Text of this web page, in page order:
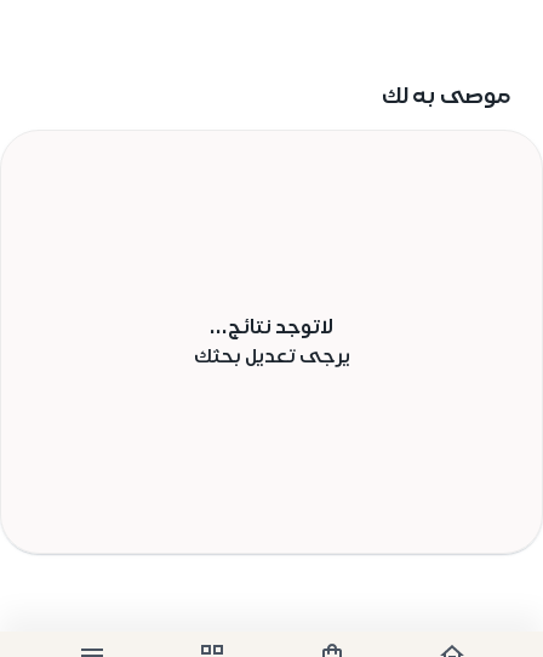
موصى به لك
لاتوجد نتائج...
يرجى تعديل بحثك